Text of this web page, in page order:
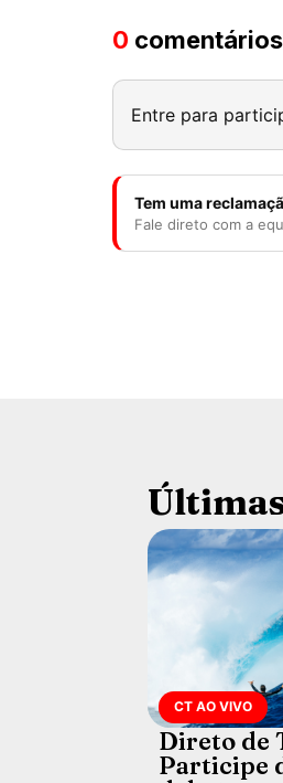
0 comentários
Entre para
Tem uma
Fale direto com a
CT AO VIVO
Direto de
Participe